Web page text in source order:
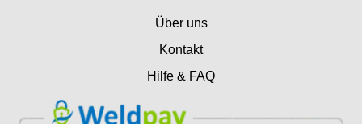
Über uns
Kontakt
Hilfe & FAQ